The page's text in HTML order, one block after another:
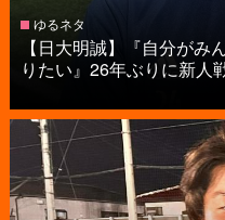
ゆるネタ
【日大明誠】『自分が
りたい』26年ぶりに新人